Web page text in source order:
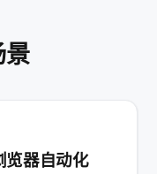
景
览器自动化